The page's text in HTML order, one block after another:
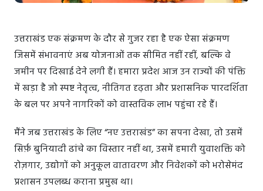
उत्तराखंड एक संक्रमण के दौर से गुजर रहा है एक ऐसा संक्रमण
जिसमें संभावनाएं अब योजनाओं तक सीमित नहीं रहीं, बल्कि वे
जमीन पर दिखाई देने लगी हैं। हमारा प्रदेश आज उन राज्यों की पंक्ति
में खड़ा है जो स्पष्ट नेतृत्व, नीतिगत दृढ़ता और प्रशासनिक पारदर्शिता
के बल पर अपने नागरिकों को वास्तविक लाभ पहुंचा रहे हैं।
मैंने जब उत्तराखंड के लिए “नए उत्तराखंड” का सपना देखा, तो उसमें
सिर्फ़ बुनियादी ढांचे का विस्तार नहीं था, उसमें हमारी युवाशक्ति को
रोज़गार, उद्योगों को अनुकूल वातावरण और निवेशकों को भरोसेमंद
प्रशासन उपलब्ध कराना प्रमुख था।